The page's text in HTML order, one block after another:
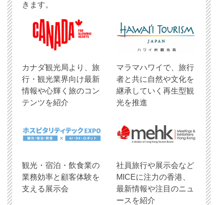
きます。
​カナダ観光局より、旅
行・観光業界向け最新
情報や心輝く旅のコン
テンツを紹介
マラマハワイで、旅行
者と共に自然や文化を
継承していく再生型観
光を推進
観光・宿泊・飲食業の
業務効率と顧客体験を
支える展示会
社員旅行や展示会など
MICEに注力の香港、
最新情報や注目のニュ
ースを紹介